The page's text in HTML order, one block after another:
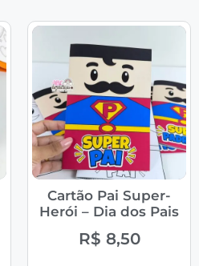
Cartão Pai Super-
Herói – Dia dos Pais
R$ 8,50